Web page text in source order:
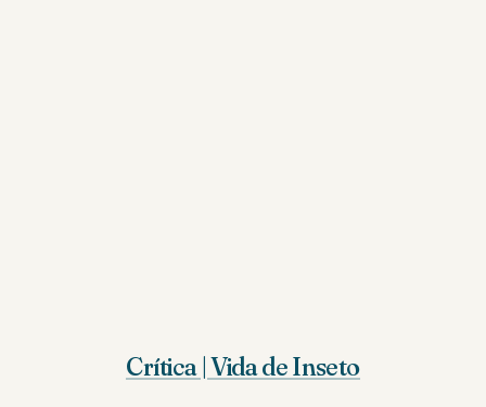
Crítica | Vida de Inseto